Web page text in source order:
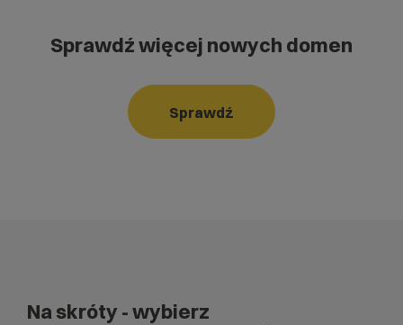
Sprawdź więcej nowych domen
Sprawdź
Na skróty - wybierz